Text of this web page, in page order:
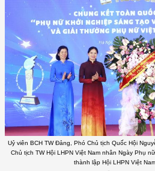
Uỷ viên BCH TW Đảng, Phó Chủ tịch Quốc Hội
Chủ tịch TW Hội LHPN Việt Nam nhân Ngày Phụ
thành lập Hội LHPN Việt